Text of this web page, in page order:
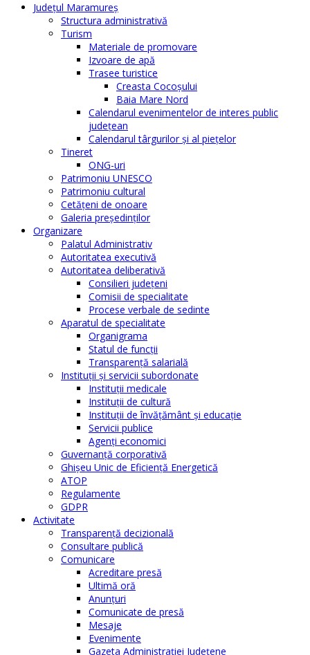
Judeţul Maramureş
Structura administrativă
Turism
Materiale de promovare
Izvoare de apă
Trasee turistice
Creasta Cocoșului
Baia Mare Nord
Calendarul evenimentelor de interes public
judeţean
Calendarul târgurilor şi al pieţelor
Tineret
ONG-uri
Patrimoniu UNESCO
Patrimoniu cultural
Cetăţeni de onoare
Galeria președinților
Organizare
Palatul Administrativ
Autoritatea executivă
Autoritatea deliberativă
Consilieri judeţeni
Comisii de specialitate
Procese verbale de sedinte
Aparatul de specialitate
Organigrama
Statul de funcții
Transparență salarială
Instituţii şi servicii subordonate
Instituţii medicale
Instituţii de cultură
Instituţii de învăţământ şi educaţie
Servicii publice
Agenţi economici
Guvernanță corporativă
Ghişeu Unic de Eficienţă Energetică
ATOP
Regulamente
GDPR
Activitate
Transparenţă decizională
Consultare publică
Comunicare
Acreditare presă
Ultimă oră
Anunţuri
Comunicate de presă
Mesaje
Evenimente
Gazeta Administraţiei Judeţene